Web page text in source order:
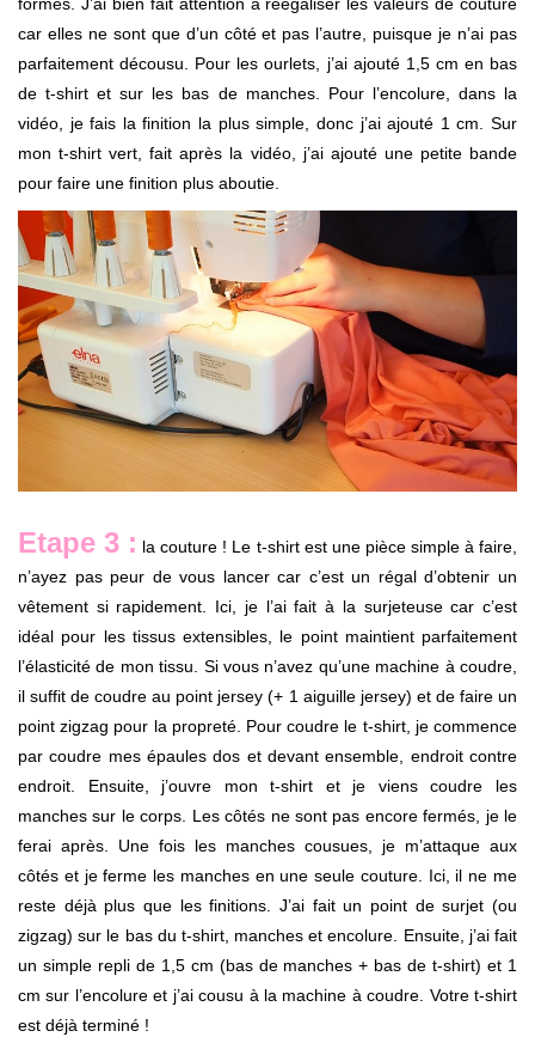
car elles ne sont que d’un côté et pas l’autre, puisque je n’ai pas
parfaitement décousu. Pour les ourlets, j’ai ajouté 1,5 cm en bas
de t-shirt et sur les bas de manches. Pour l’encolure, dans la
vidéo, je fais la finition la plus simple, donc j’ai ajouté 1 cm. Sur
mon t-shirt vert, fait après la vidéo, j’ai ajouté une petite bande
pour faire une finition plus aboutie.
Etape 3 : la couture ! Le t-shirt est une pièce simple à faire,
n’ayez pas peur de vous lancer car c’est un régal d’obtenir un
vêtement si rapidement. Ici, je l’ai fait à la surjeteuse car c’est
idéal pour les tissus extensibles, le point maintient parfaitement
l’élasticité de mon tissu. Si vous n’avez qu’une machine à coudre,
il suffit de coudre au point jersey (+ 1 aiguille jersey) et de faire un
point zigzag pour la propreté. Pour coudre le t-shirt, je commence
par coudre mes épaules dos et devant ensemble, endroit contre
endroit. Ensuite, j’ouvre mon t-shirt et je viens coudre les
manches sur le corps. Les côtés ne sont pas encore fermés, je le
ferai après. Une fois les manches cousues, je m’attaque aux
côtés et je ferme les manches en une seule couture. Ici, il ne me
reste déjà plus que les finitions. J’ai fait un point de surjet (ou
zigzag) sur le bas du t-shirt, manches et encolure. Ensuite, j’ai fait
un simple repli de 1,5 cm (bas de manches + bas de t-shirt) et 1
cm sur l’encolure et j’ai cousu à la machine à coudre. Votre t-shirt
est déjà terminé !